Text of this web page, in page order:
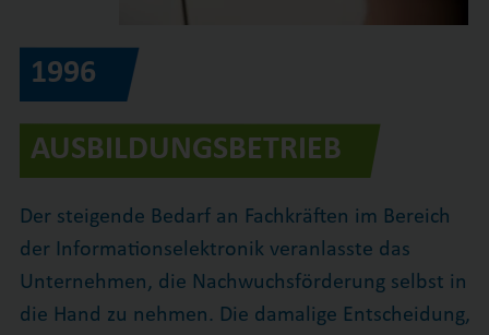
1996
AUSBILDUNGSBETRIEB
Der steigende Bedarf an Fachkräften im Bereich
der Informationselektronik veranlasste das
Unternehmen, die Nachwuchsförderung selbst in
die Hand zu nehmen. Die damalige Entscheidung,